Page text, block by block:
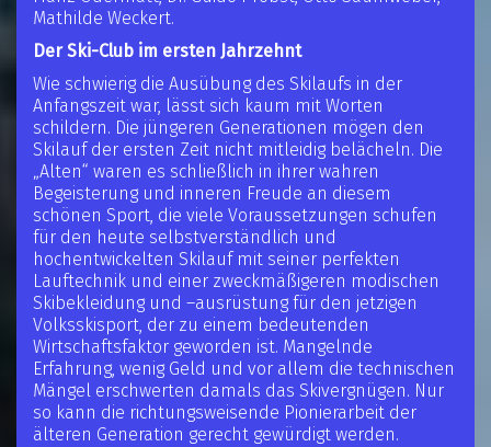
Mathilde Weckert.
Der Ski-Club im ersten Jahrzehnt
Wie schwierig die Ausübung des Skilaufs in der
Anfangszeit war, lässt sich kaum mit Worten
schildern. Die jüngeren Generationen mögen den
Skilauf der ersten Zeit nicht mitleidig belächeln. Die
„Alten“ waren es schließlich in ihrer wahren
Begeisterung und inneren Freude an diesem
schönen Sport, die viele Voraussetzungen schufen
für den heute selbstverständlich und
hochentwickelten Skilauf mit seiner perfekten
Lauftechnik und einer zweckmäßigeren modischen
Skibekleidung und –ausrüstung für den jetzigen
Volksskisport, der zu einem bedeutenden
Wirtschaftsfaktor geworden ist. Mangelnde
Erfahrung, wenig Geld und vor allem die technischen
Mängel erschwerten damals das Skivergnügen. Nur
so kann die richtungsweisende Pionierarbeit der
älteren Generation gerecht gewürdigt werden.